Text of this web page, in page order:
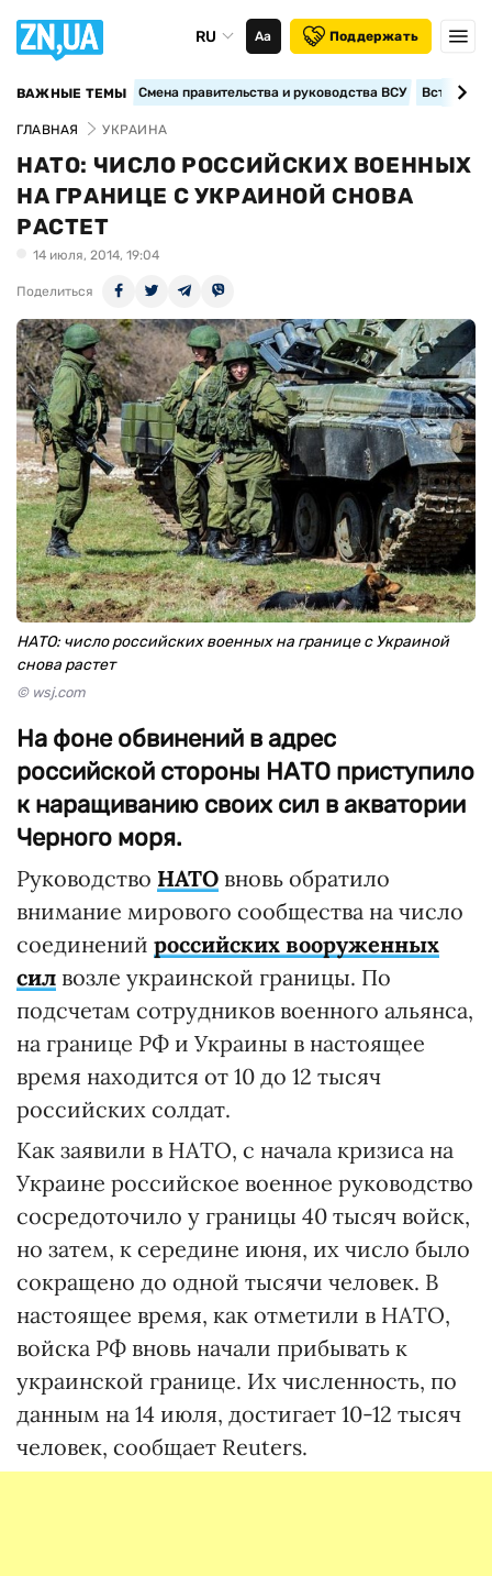
RU Аа Поддержать
ВАЖНЫЕ ТЕМЫ Смена правительства и руководства ВСУ
ГЛАВНАЯ УКРАИНА
НАТО: ЧИСЛО РОССИЙСКИХ ВОЕННЫХ
НА ГРАНИЦЕ С УКРАИНОЙ СНОВА
РАСТЕТ
14 июля, 2014, 19:04
Поделиться
НАТО: число российских военных на границе с Украиной
снова растет
© wsj.com
На фоне обвинений в адрес
российской стороны НАТО приступило
к наращиванию своих сил в акватории
Черного моря.
Руководство НАТО вновь обратило
внимание мирового сообщества на число
соединений российских вооруженных
сил возле украинской границы. По
подсчетам сотрудников военного альянса,
на границе РФ и Украины в настоящее
время находится от 10 до 12 тысяч
российских солдат.
Как заявили в НАТО, с начала кризиса на
Украине российское военное руководство
сосредоточило у границы 40 тысяч войск,
но затем, к середине июня, их число было
сокращено до одной тысячи человек. В
настоящее время, как отметили в НАТО,
войска РФ вновь начали прибывать к
украинской границе. Их численность, по
данным на 14 июля, достигает 10-12 тысяч
человек, сообщает Reuters.